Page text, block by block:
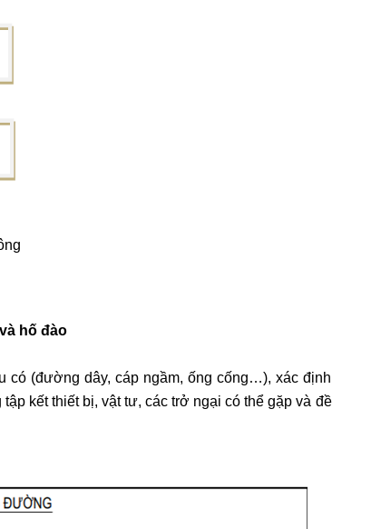
hố đào
có (đường dây, cáp ngầm, ống cống…), xác định
kết thiết bị, vật tư, các trở ngại có thể gặp và đề